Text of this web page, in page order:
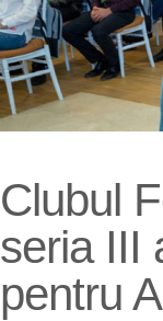
Clubul
seria III
pentru